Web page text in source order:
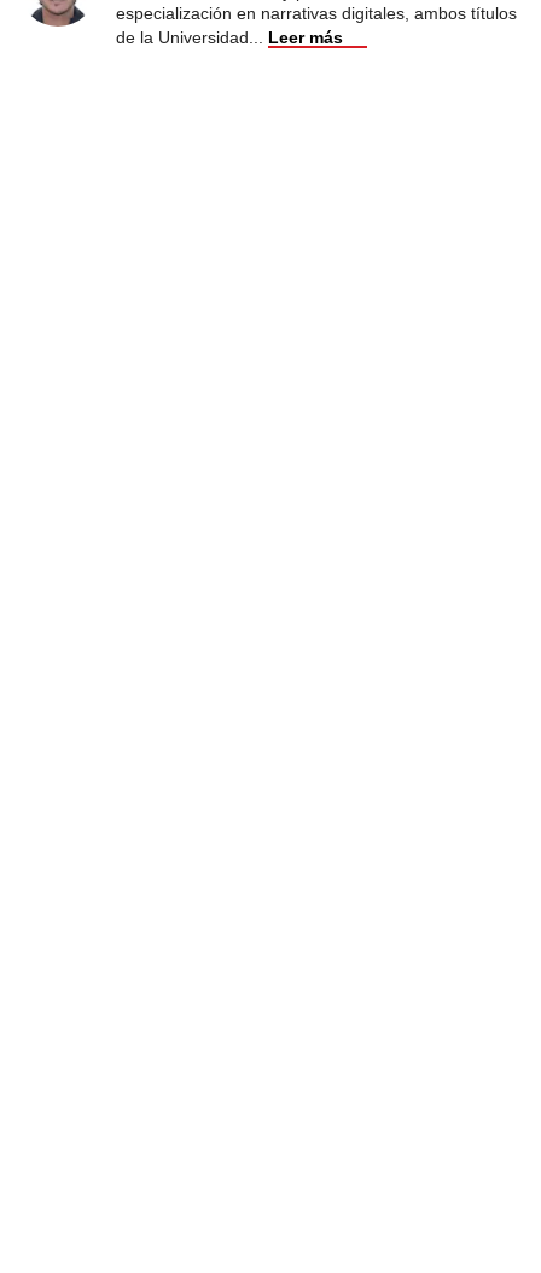
especialización en narrativas digitales, ambos títulos
de la Universidad
Leer más